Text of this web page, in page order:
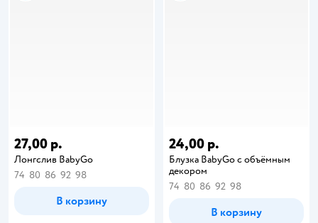
27,00 р.
Лонгслив BabyGo
74 80 86 92 98
В корзину
24,00 р.
Блузка BabyGо с объёмным
декором
74 80 86 92 98
В корзину